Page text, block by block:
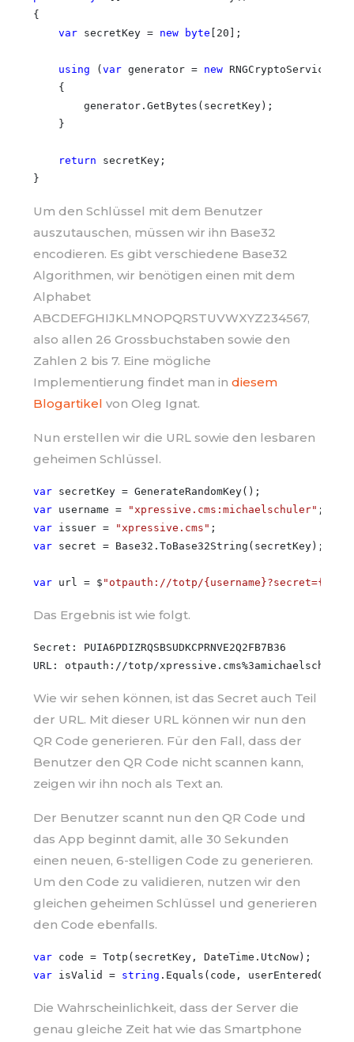
{
var secretKey = new byte [20];
using ( var generator = new
    {
        generator.GetBytes(secretKey);
    }
return secretKey;
Um den Schlüssel mit dem Benutzer
auszutauschen, müssen wir ihn Base32
encodieren. Es gibt verschiedene Base32
Algorithmen, wir benötigen einen mit dem
Alphabet
ABCDEFGHIJKLMNOPQRSTUVWXYZ234567,
also allen 26 Grossbuchstaben sowie den
Zahlen 2 bis 7. Eine mögliche
Implementierung findet man in diesem
Blogartikel von Oleg Ignat.
Nun erstellen wir die URL sowie den lesbaren
geheimen Schlüssel.
var
var username = "xpressive.cms:michaelschuler"
var issuer = "xpressive.cms"
var secret = Base32.ToBase32String(secretKey);
var url = $ "otpauth://totp/
Das Ergebnis ist wie folgt.
Secret: PUIA6PDIZRQSBSUDKCPRNVE2Q2FB7B36
Wie wir sehen können, ist das Secret auch Teil
der URL. Mit dieser URL können wir nun den
QR Code generieren. Für den Fall, dass der
Benutzer den QR Code nicht scannen kann,
zeigen wir ihn noch als Text an.
Der Benutzer scannt nun den QR Code und
das App beginnt damit, alle 30 Sekunden
einen neuen, 6-stelligen Code zu generieren.
Um den Code zu validieren, nutzen wir den
gleichen geheimen Schlüssel und generieren
den Code ebenfalls.
var
var isValid = string
Die Wahrscheinlichkeit, dass der Server die
genau gleiche Zeit hat wie das Smartphone